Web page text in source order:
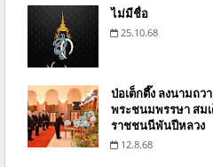
ไม่มีชื่อ
25.10.68
ป่อเต็กตึ๊ง ลงนามถว
พระชนมพรรษา สม
ราชชนนีพันปีหลวง
12.8.68